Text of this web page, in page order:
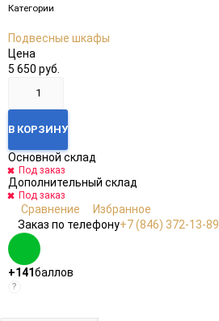
Категории
Подвесные шкафы
Цена
5 650 руб.
В КОРЗИНУ
Основной склад
Под заказ
Дополнительный склад
Под заказ
Сравнение
Избранное
Заказ по телефону+7 (846) 372-13-89
+141баллов
?